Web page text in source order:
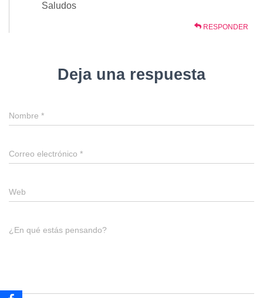
Saludos
RESPONDER
Deja una respuesta
Nombre *
Correo electrónico *
Web
¿En qué estás pensando?